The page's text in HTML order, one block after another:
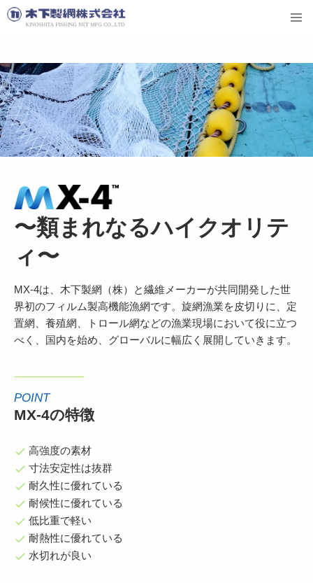
〜類まれなるハイクオリテ
ィ〜
MX-4は、木下製網（株）と繊維メーカーが共同開発した世
界初のフィルム製高機能漁網です。旋網漁業を皮切りに、定
置網、養殖網、トロール網などの漁業現場において役に立つ
べく、国内を始め、グローバルに幅広く展開していきます。
POINT
MX-4の特徴
check 高強度の素材
check 寸法安定性は抜群
check 耐久性に優れている
check 耐候性に優れている
check 低比重で軽い
check 耐熱性に優れている
check 水切れが良い